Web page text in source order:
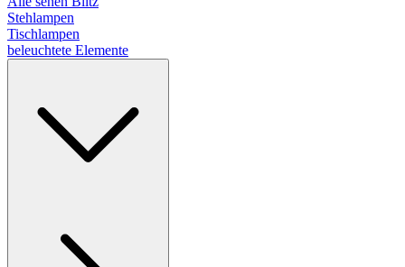
Stehlampen
Tischlampen
beleuchtete Elemente